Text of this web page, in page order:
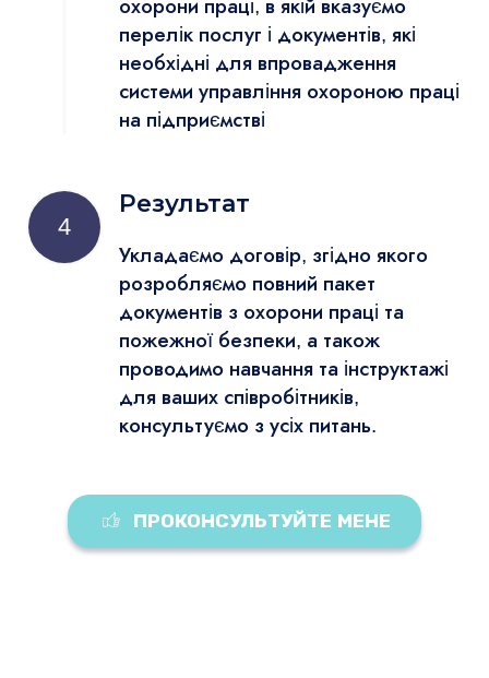
охорони праці, в якій вказуємо
перелік послуг і документів, які
необхідні для впровадження
системи управління охороною праці
на підприємстві
4
Результат
Укладаємо договір, згідно якого
розробляємо повний пакет
документів з охорони праці та
пожежної безпеки, а також
проводимо навчання та інструктажі
для ваших співробітників,
консультуємо з усіх питань.
ПРОКОНСУЛЬТУЙТЕ МЕНЕ